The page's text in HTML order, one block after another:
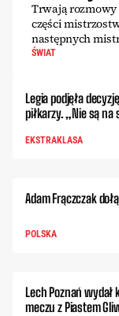
Trwają
części
następnych
ŚWIAT
Legia podjęła
piłkarzy. „Nie są na
EKSTRAKLASA
Adam Frączczak
POLSKA
Lech Poznań
meczu z Piastem